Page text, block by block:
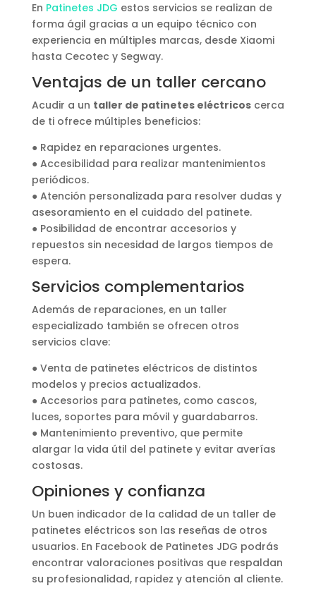
En Patinetes JDG estos servicios se realizan de
forma ágil gracias a un equipo técnico con
experiencia en múltiples marcas, desde Xiaomi
hasta Cecotec y Segway.
Ventajas de un taller cercano
Acudir a un taller de patinetes eléctricoscerca
de ti ofrece múltiples beneficios:
● Rapidez en reparaciones urgentes.
● Accesibilidad para realizar mantenimientos
periódicos.
● Atención personalizada para resolver dudas y
asesoramiento en el cuidado del patinete.
● Posibilidad de encontrar accesorios y
repuestos sin necesidad de largos tiempos de
espera.
Servicios complementarios
Además de reparaciones, en un taller
especializado también se ofrecen otros
servicios clave:
● Venta de patinetes eléctricos de distintos
modelos y precios actualizados.
● Accesorios para patinetes, como cascos,
luces, soportes para móvil y guardabarros.
● Mantenimiento preventivo, que permite
alargar la vida útil del patinete y evitar averías
costosas.
Opiniones y confianza
Un buen indicador de la calidad de un taller de
patinetes eléctricos son las reseñas de otros
usuarios. En Facebook de Patinetes JDG podrás
encontrar valoraciones positivas que respaldan
su profesionalidad, rapidez y atención al cliente.